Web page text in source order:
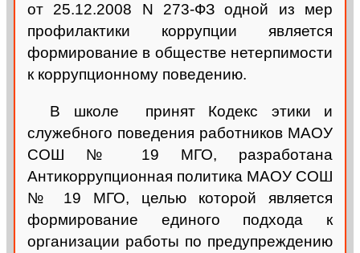
от 25.12.2008 N 273-ФЗ одной из мер
профилактики коррупции является
формирование в обществе нетерпимости
к коррупционному поведению.
В школе принят Кодекс этики и
служебного поведения работников МАОУ
СОШ № 19 МГО, разработана
Антикоррупционная политика МАОУ СОШ
№ 19 МГО, целью которой является
формирование единого подхода к
организации работы по предупреждению